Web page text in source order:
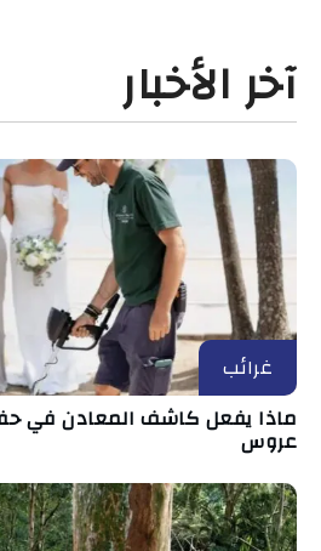
آخر الأخبار
غرائب
ماذا يفعل كاشف المعادن في
عروس